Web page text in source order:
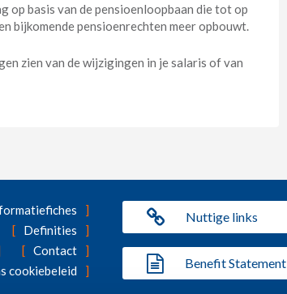
op basis van de pensioenloopbaan die tot op
bijkomende pensioenrechten meer opbouwt.
zien van de wijzigingen in je salaris of van
Definities
Contact
cookiebeleid
Nuttige links
Benefit Statement